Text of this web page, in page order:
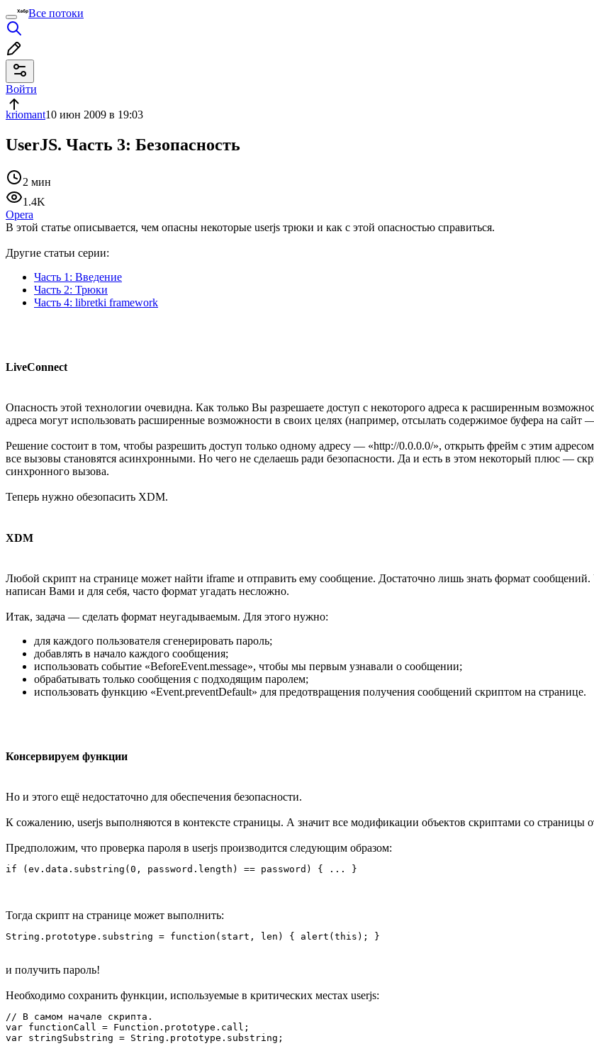
Все потоки
Войти
kriomant10 июн 2009 в 19:03
UserJS. Часть 3: Безопасность
2 мин
1.4K
Opera
В этой статье описывается, чем опасны некоторые userjs трюки и как с этой опасностью справиться.
Другие статьи серии:
Часть 1: Введение
Часть 2: Трюки
Часть 4: libretki framework
LiveConnect
Опасность этой технологии очевидна. Как только Вы разрешаете доступ с некоторого адреса к расширенным
адреса могут использовать расширенные возможности в своих целях (например, отсылать содержимое буфера на сайт
Решение состоит в том, чтобы разрешить доступ только одному адресу — «http://0.0.0.0/», открыть фрейм с этим
все вызовы становятся асинхронными. Но чего не сделаешь ради безопасности. Да и есть в этом некоторый плюс —
синхронного вызова.
Теперь нужно обезопасить XDM.
XDM
Любой скрипт на странице может найти iframe и отправить ему сообщение. Достаточно лишь знать формат
написан Вами и для себя, часто формат угадать несложно.
Итак, задача — сделать формат неугадываемым. Для этого нужно:
для каждого пользователя сгенерировать пароль;
добавлять в начало каждого сообщения;
использовать событие «BeforeEvent.message», чтобы мы первым узнавали о сообщении;
обрабатывать только сообщения с подходящим паролем;
использовать функцию «Event.preventDefault» для предотвращения получения сообщений скриптом на странице.
Консервируем функции
Но и этого ещё недостаточно для обеспечения безопасности.
К сожалению, userjs выполняются в контексте страницы. А значит все модификации объектов скриптами со страницы
Предположим, что проверка пароля в userjs производится следующим образом:
Тогда скрипт на странице может выполнить:
и получить пароль!
Необходимо сохранить функции, используемые в критических местах userjs:
// В самом начале скрипта.
var functionCall = Function.prototype.call;
var stringSubstring = String.prototype.substring;